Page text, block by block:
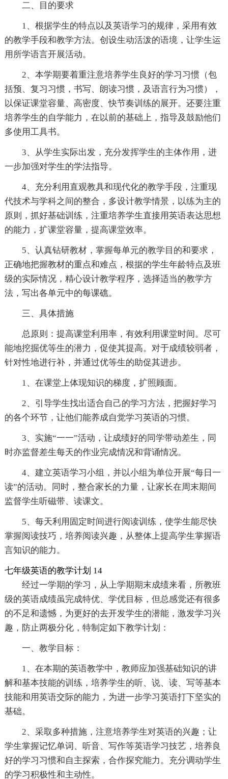
二、目的要求
1、根据学生的特点以及英语学习的规律，采用有效
的教学手段和教学方法。创设生动活泼的语境，让学生运
用所学语言开展活动。
2、本学期要着重注意培养学生良好的学习习惯（包
括预、复习习惯，书写、朗读习惯，及语言行为习惯），
以保证课堂容量、高密度、快节奏训练的展开。还要注重
培养学生的自学能力，在以前的基础上，指导及鼓励他们
多使用工具书。
3、从学生实际出发，充分发挥学生的主体作用，进
一步加强对学生的学法指导。
4、充分利用直观教具和现代化的教学手段，注重现
代技术与学科之间的整合，多设计教学情景，以练为主的
原则，抓好基础训练，注重培养学生直接用英语表达思想
的能力，扩课堂容量，提高课堂效率。
5、认真钻研教材，掌握每单元的教学目的和要求，
正确地把握教材的重点和难点，根据的学生年龄特点及班
级的实际情况，精心设计教学程序，选择适当的教学方
法，写出各单元中的每课礁。
三、具体措施
总原则：提高课堂利用率，有效利用课堂时间。尽可
能地挖掘优等生的潜力，促使其提高。对于成绩较弱者，
针对性地进行补，并通过优等生的助促其进步。
1、在课堂上体现知识的梯度，扩照顾面。
2、引导学生找出适合自己的学习方法，把握好学习
的各个环节，让他们能养成自觉学习英语的习惯。
3、实施“一一”活动，让成绩好的同学带动差生，同
时亦监督差生每天的作业完成情况和背诵情况。
4、建立英语学习小组，并以小组为单位开展“每日一
读”的活动。同时，整合家长的力量，让家长在周末期间
监督学生听磁带、读课文。
5、每天利用固定时间进行阅读训练，使学生能尽快
掌握阅读技巧，培养阅读兴趣，从整体上提高学生掌握语
言知识的能力。
七年级英语的教学计划 14
经过一学期的学习，从上学期期末成绩来看，所教班
级的英语成绩虽完成特优、学优目标，但总感觉还有很多
的不足和遗憾，为更好的去开发学生的潜能，激发学习兴
趣，防止两极分化，特制定如下教学计划：
一、教学目标：
1、在本期的英语教学中，教师应加强基础知识的讲
解和基本技能的训练，培养学生的听、说、读、写等基本
技能和用英语交际的能力，为进一步学习英语打下坚实的
基础。
2、采取多种措施，注意培养学生对英语的兴趣；让
学生掌握记忆单词、听音、写作等英语学习技艺，培养良
好的学习习惯和自主探索，合作探究能力。充分调动学生
的学习积极性和主动性。